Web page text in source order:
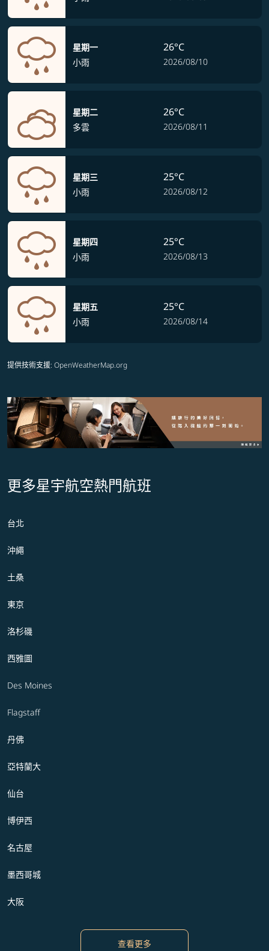
星期一
小雨
26°C
2026/08/10
星期二
多雲
26°C
2026/08/11
星期三
小雨
25°C
2026/08/12
星期四
小雨
25°C
2026/08/13
星期五
小雨
25°C
2026/08/14
提供技術支援: OpenWeatherMap.org
更多星宇航空熱門航班
台北
沖繩
土桑
東京
洛杉磯
西雅圖
Des Moines
Flagstaff
丹佛
亞特蘭大
仙台
博伊西
名古屋
墨西哥城
大阪
查看更多